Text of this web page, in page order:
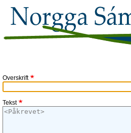
Overskrift
Tekst